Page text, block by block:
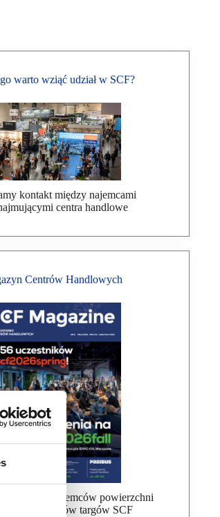
warto wziąć udział w SCF?
kontakt między najemcami
centra handlowe
Centrów Handlowych
wysyłka dla najemców powierzchni
uczestników targów SCF